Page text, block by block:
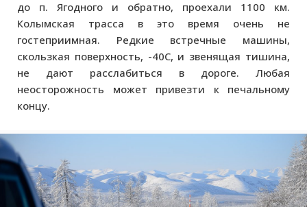
до п. Ягодного и обратно, проехали 1100 км.
Колымская трасса в это время очень не
гостеприимная. Редкие встречные машины,
скользкая поверхность, -40С, и звенящая тишина,
не дают расслабиться в дороге. Любая
неосторожность может привезти к печальному
концу.